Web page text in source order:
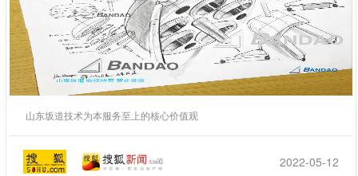
山东坂道技术为本服务至上的核心价值观
2022-05-12